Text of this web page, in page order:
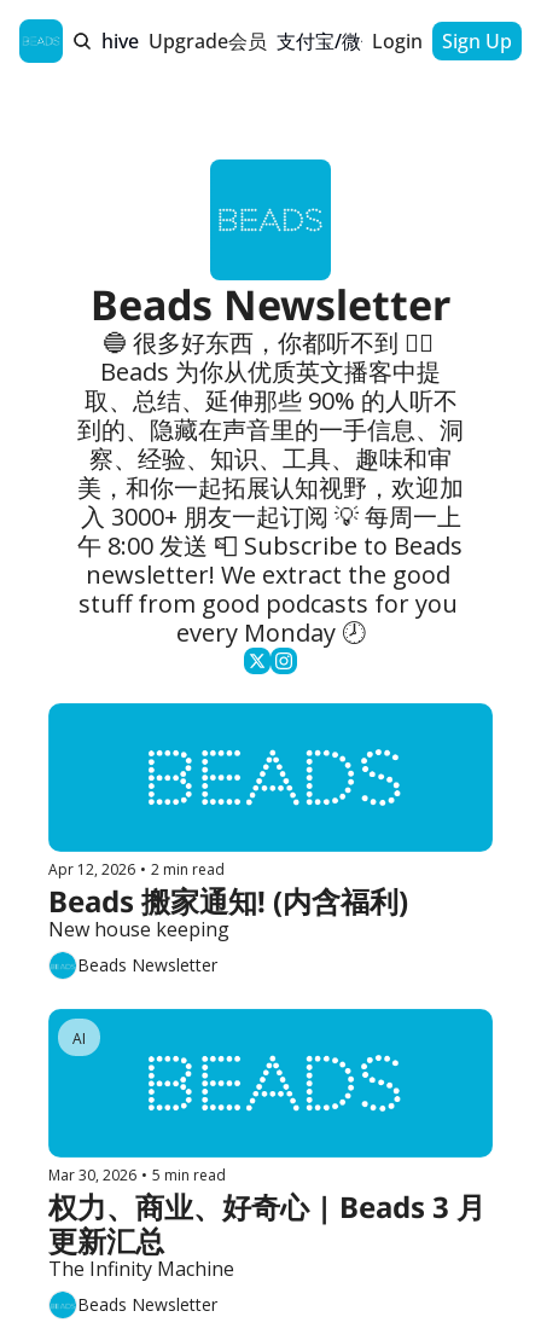
Home Archive Upgrade会员 支付宝/微信支付通道
Login Sign Up
Beads Newsletter
🔵 很多好东西，你都听不到 👂🏻
Beads 为你从优质英文播客中提
取、总结、延伸那些 90% 的人听不
到的、隐藏在声音里的一手信息、洞
察、经验、知识、工具、趣味和审
美，和你一起拓展认知视野，欢迎加
入 3000+ 朋友一起订阅 💡 每周一上
午 8:00 发送 📮 Subscribe to Beads
newsletter! We extract the good
stuff from good podcasts for you
every Monday 🕗
Apr 12, 2026 • 2 min read
New house keeping
Beads Newsletter
AI
Mar 30, 2026 • 5 min read
权力、商业、好奇心 | Beads 3 月
更新汇总
The Infinity Machine
Beads Newsletter